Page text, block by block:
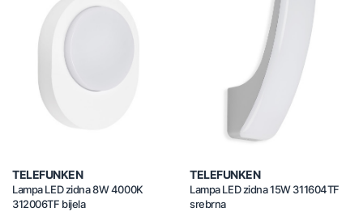
TELEFUNKEN
Lampa LED zidna 8W 4000K
312006TF bijela
TELEFUNKEN
Lampa LED zidna 15W 311604TF
srebrna